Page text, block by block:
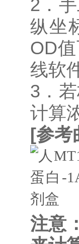
2．
纵坐
OD
线软
3．
计算
[参考
注意